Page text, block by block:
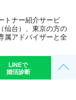
LINEで
婚活診断
トナー紹介サービ
仙台）、東京の方の
属アドバイザーと全
All rights reserved.